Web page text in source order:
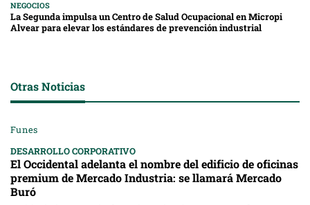
NEGOCIOS
La Segunda impulsa un Centro de Salud Ocupacional en Micropi
Alvear para elevar los estándares de prevención industrial
Otras Noticias
Funes
DESARROLLO CORPORATIVO
El Occidental adelanta el nombre del edificio de oficinas
premium de Mercado Industria: se llamará Mercado
Buró